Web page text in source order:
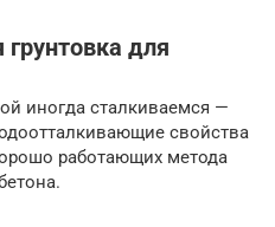
для
иногда сталкиваемся —
свойства
работающих метода